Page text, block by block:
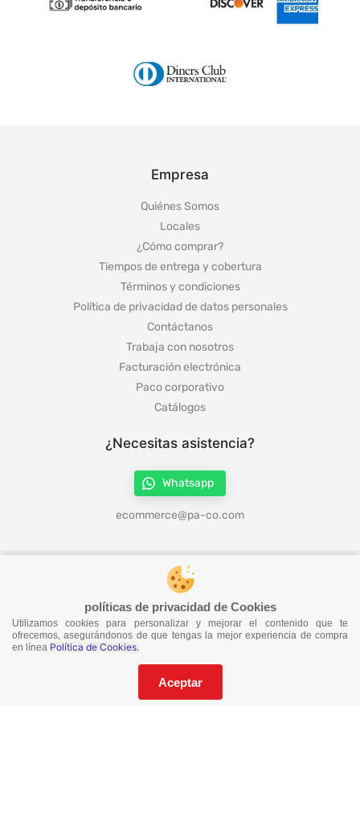
políticas de privacidad de Cookies
Utilizamos cookies para personalizar y mejorar el contenido que te
ofrecemos, asegurándonos de que tengas la mejor experiencia de compra
en línea Política de Cookies.
Aceptar
Empresa
Quiénes Somos
Locales
¿Cómo comprar?
Tiempos de entrega y cobertura
Términos y condiciones
Política de privacidad de datos personales
Contáctanos
Trabaja con nosotros
Facturación electrónica
Paco corporativo
Catálogos
¿Necesitas asistencia?
Whatsapp
ecommerce@pa-co.com
¡No te pierdas nuestras ofertas!